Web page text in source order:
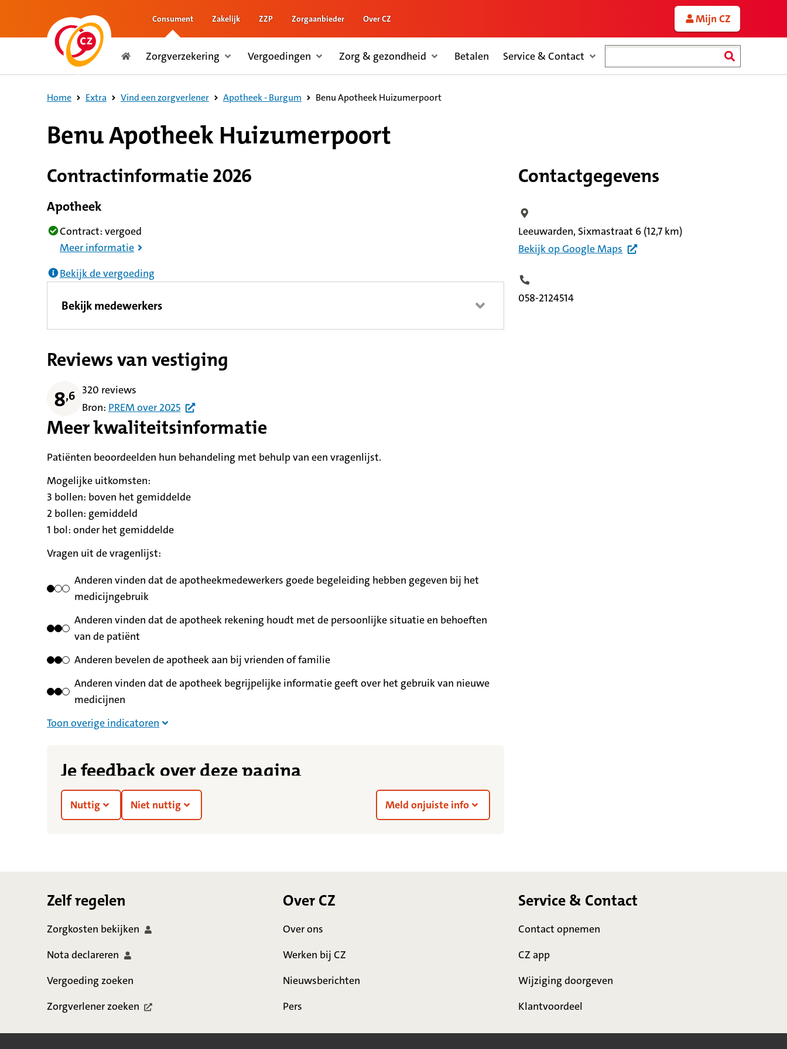
de inhoud
Consument Zakelijk ZZP Zorgaanbieder Over CZ Mijn CZ
Consument
Zorgverzekering Vergoedingen Zorg & gezondheid Betalen Service & Contact
Home Extra Vind een zorgverlener Apotheek - Burgum Benu Apotheek Huizumerpoort
Benu Apotheek Huizumerpoort
Contractinformatie 2026
Apotheek
Contract: vergoed
Meer informatie
Bekijk de vergoeding
Bekijk medewerkers
Reviews van vestiging
8,6 op basis van 320 reviews
8,6 320 reviews
Bron: PREMover 2025
Meer kwaliteitsinformatie
Patiënten beoordeelden hun behandeling met behulp van een vragenlijst.
Mogelijke uitkomsten:
3 bollen: betekent
boven het gemiddelde
2 bollen: betekent
gemiddeld
1 bol: betekent
onder het gemiddelde
Vragen uit de vragenlijst:
Anderen vinden dat de apotheekmedewerkers goede begeleiding hebben gegeven bij het
medicijngebruik
Anderen vinden dat de apotheek rekening houdt met de persoonlijke situatie en behoeften
van de patiënt
Anderen bevelen de apotheek aan bij vrienden of familie
Anderen vinden dat de apotheek begrijpelijke informatie geeft over het gebruik van nieuwe
medicijnen
Toon overige indicatoren
Contactgegevens
Locatiegegevens
Leeuwarden, Sixmastraat 6 (12,7 km)
Bekijkop Google Maps
Telefoonnummer
058-2124514
Je feedback over deze pagina
Nuttig Niet nuttig Meld onjuiste info
Zelf regelen
Zorgkosten bekijken
Nota declareren
Vergoeding zoeken
Zorgverlenerzoeken
Over CZ
Over ons
Werken bij CZ
Nieuwsberichten
Pers
Service & Contact
Contact opnemen
CZ app
Wijziging doorgeven
Klantvoordeel